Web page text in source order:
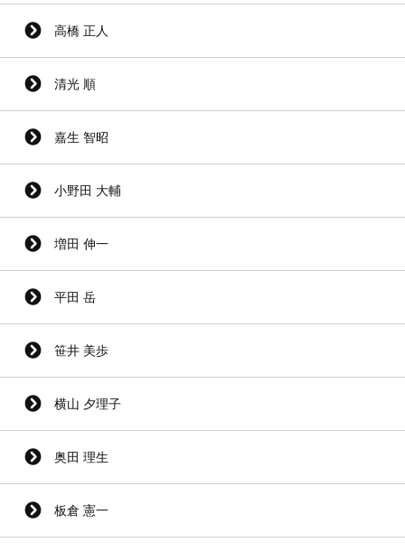
高橋 正人
清光 順
嘉生 智昭
小野田 大輔
増田 伸一
平田 岳
笹井 美歩
横山 夕理子
奥田 理生
板倉 憲一